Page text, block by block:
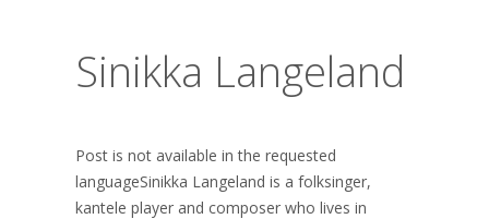
Sinikka Langeland
Post is not available in the requested
languageSinikka Langeland is a folksinger,
kantele player and composer who lives in